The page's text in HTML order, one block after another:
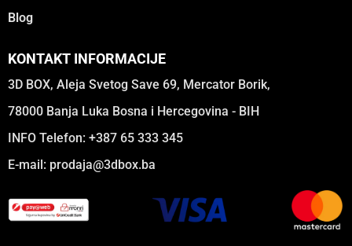
Blog
KONTAKT INFORMACIJE
3D BOX, Aleja Svetog Save 69, Mercator Borik,
78000 Banja Luka Bosna i Hercegovina - BIH
INFO Telefon: +387 65 333 345
E-mail: prodaja@3dbox.ba